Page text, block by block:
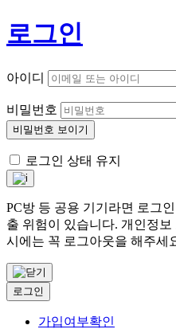
로그인
아이디
비밀번호
비밀번호 보이기
로그인 상태 유지
PC방 등 공용 기기라면 로그
출 위험이 있습니다. 개인정
시에는 꼭 로그아웃을 해주세
로그인
가입여부확인